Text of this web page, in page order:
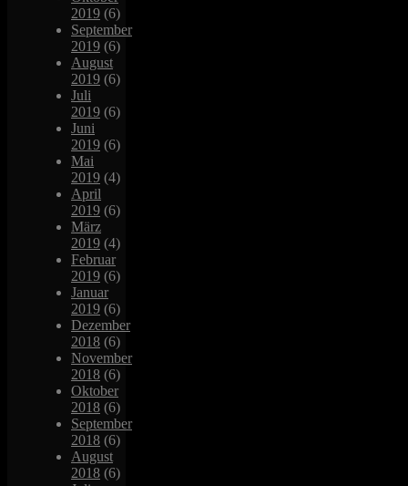
2019 (6)
September
2019 (6)
August
2019 (6)
Juli
2019 (6)
Juni
2019 (6)
Mai
2019 (4)
April
2019 (6)
März
2019 (4)
Februar
2019 (6)
Januar
2019 (6)
Dezember
2018 (6)
November
2018 (6)
Oktober
2018 (6)
September
2018 (6)
August
2018 (6)